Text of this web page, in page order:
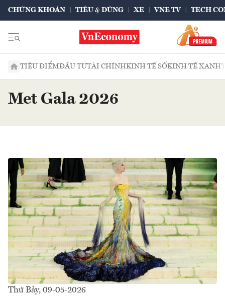
CHỨNG KHOÁN TIÊU & DÙNG XE VNE TV TECH
TIÊU ĐIỂMĐẦU TƯTÀI CHÍNHKINH TẾ SỐKINH TẾ XANH
Met Gala 2026
Thứ Bảy, 09-05-2026